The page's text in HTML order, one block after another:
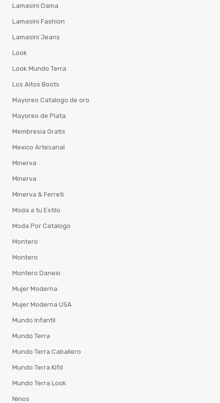
Lamasini Dama
Lamasini Fashion
Lamasini Jeans
Look
Look Mundo Terra
Los Altos Boots
Mayoreo Catalogo de oro
Mayoreo de Plata
Membresia Gratis
Mexico Artesanal
Minerva
Minerva
Minerva & Ferreti
Moda a tu Estilo
Moda Por Catalogo
Montero
Montero
Montero Danesi
Mujer Moderna
Mujer Moderna USA
Mundo Infantil
Mundo Terra
Mundo Terra Caballero
Mundo Terra Kifd
Mundo Terra Look
Ninos